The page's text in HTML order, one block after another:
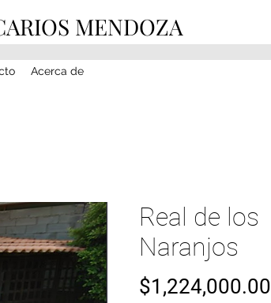
MENDOZA
Acerca de
Real de los
Naranjos
$1,224,000.00